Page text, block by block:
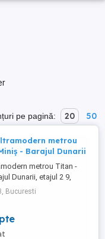
pe pagină: 20 50
metrou
- Barajul Dunarii
metrou Titan -
Dunarii, etajul 2 9,
spate, gresie,
termica,
si utilata modern,
paturi
extensibila,
Bucuresti